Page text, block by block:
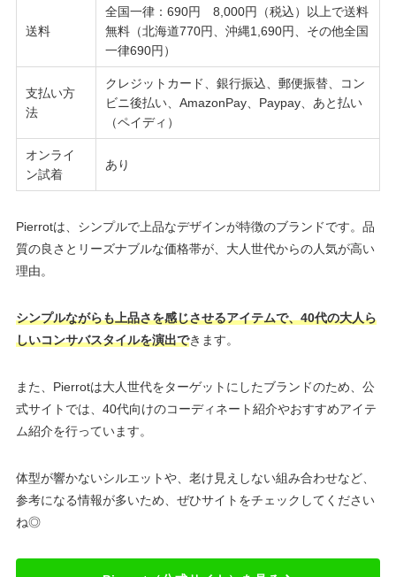
送料
全国一律：690円 8,000円（税込）以上で送料
無料（北海道770円、沖縄1,690円、その他全国
一律690円）
支払い方
法
クレジットカード、銀行振込、郵便振替、コン
ビニ後払い、AmazonPay、Paypay、あと払い
（ペイディ）
オンライ
ン試着
あり
Pierrotは、シンプルで上品なデザインが特徴のブランドです。品
質の良さとリーズナブルな価格帯が、大人世代からの人気が高い
理由。
シンプルながらも上品さを感じさせるアイテムで、40代の大人ら
しいコンサバスタイルを演出できます。
また、Pierrotは大人世代をターゲットにしたブランドのため、公
式サイトでは、40代向けのコーディネート紹介やおすすめアイテ
ム紹介を行っています。
体型が響かないシルエットや、老け見えしない組み合わせなど、
参考になる情報が多いため、ぜひサイトをチェックしてください
ね◎